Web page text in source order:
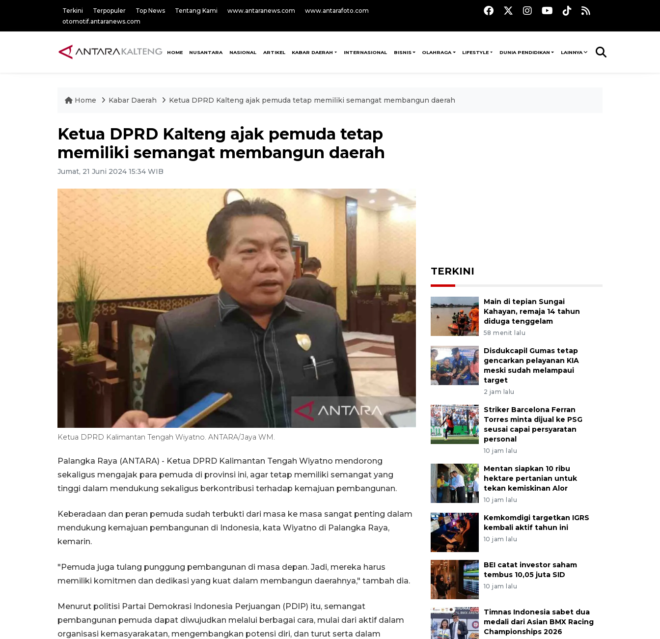
Terkini Terpopuler Top News Tentang Kami www.antaranews.com
www.antarafoto.com
otomotif.antaranews.com
HOME NUSANTARA NASIONAL ARTIKEL KABAR DAERAH INTERNASIONAL BISNIS OLAHRAGA LIFESTYLE DUNIA PENDIDIKAN LAINNYA
Home Kabar Daerah Ketua DPRD Kalteng ajak pemuda tetap memiliki semangat membangun daerah
Ketua DPRD Kalteng ajak pemuda tetap
memiliki semangat membangun daerah
Jumat, 21 Juni 2024 15:34 WIB
Ketua DPRD Kalimantan Tengah Wiyatno. ANTARA/Jaya WM.
Palangka Raya (ANTARA) - Ketua DPRD Kalimantan Tengah Wiyatno mendorong
sekaligus mengajak para pemuda di provinsi ini, agar tetap memiliki semangat yang
tinggi dalam mendukung sekaligus berkontribusi terhadap kemajuan pembangunan.
Keberadaan dan peran pemuda sudah terbukti dari masa ke masa sangat penting dalam
mendukung kemajuan pembangunan di Indonesia, kata Wiyatno di Palangka Raya,
kemarin.
"Pemuda juga tulang punggung pembangunan di masa depan. Jadi, mereka harus
memiliki komitmen dan dedikasi yang kuat dalam membangun daerahnya," tambah dia.
Menurut politisi Partai Demokrasi Indonesia Perjuangan (PDIP) itu, semangat
pembangunan pemuda dapat diwujudkan melalui berbagai cara, mulai dari aktif dalam
organisasi kemasyarakatan, mengembangkan potensi diri, dan turut serta dalam
TERKINI
Main di tepian Sungai
Kahayan, remaja 14 tahun
diduga tenggelam
58 menit lalu
Disdukcapil Gumas tetap
gencarkan pelayanan KIA
meski sudah melampaui
target
2 jam lalu
Striker Barcelona Ferran
Torres minta dijual ke PSG
seusai capai persyaratan
personal
10 jam lalu
Mentan siapkan 10 ribu
hektare pertanian untuk
tekan kemiskinan Alor
10 jam lalu
Kemkomdigi targetkan IGRS
kembali aktif tahun ini
10 jam lalu
BEI catat investor saham
tembus 10,05 juta SID
10 jam lalu
Timnas Indonesia sabet dua
medali dari Asian BMX Racing
Championships 2026